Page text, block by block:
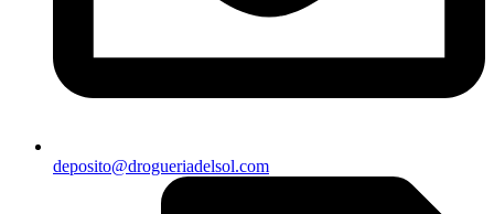
deposito@drogueriadelsol.com